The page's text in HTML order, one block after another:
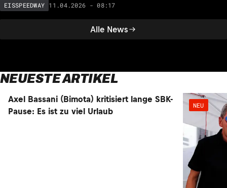
Alle News
EISSPEEDWAY 11.04.2026 - 08:17
NEUESTE ARTIKEL
NEU